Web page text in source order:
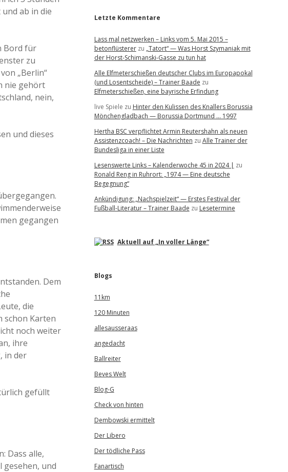
ab in die
Bord für
zu
„Berlin“
nie gehört
nein,
und dieses
gegangen
Dem
die
schon Karten
noch weiter
ihre
in der
gefüllt
Dass alle,
gesehen, und
Letzte Kommentare
Lass mal netzwerken – Links vom 5. Mai 2015 –
betonflüstererzu „Tatort“ — Was Horst Szymaniak mit
der Horst-Schimanski-Gasse zu tun hat
Alle Elfmeterschießen deutscher Clubs im Europapokal
(und Losentscheide) – Trainer Baade zu
Elfmeterschießen, eine bayrische Erfindung
live Spiele zu Hinter den Kulissen des Knallers Borussia
Mönchengladbach — Borussia Dortmund … 1997
Hertha BSC verpflichtet Armin Reutershahn als neuen
Assistenzcoach! – Die Nachrichten zu Alle Trainer der
Bundesliga in einer Liste
Lesenswerte Links – Kalenderwoche 45 in 2024 | zu
Ronald Reng in Ruhrort: „1974 — Eine deutsche
Begegnung“
Ankündigung: „Nachspielzeit“ — Erstes Festival der
Fußball-Literatur – Trainer Baade zu Lesetermine
Aktuell auf „In voller Länge“
Blogs
11km
120 Minuten
allesausseraas
angedacht
Ballreiter
Beves Welt
Blog-G
Check von hinten
Dembowski ermittelt
Der Libero
Der tödliche Pass
Fanartisch